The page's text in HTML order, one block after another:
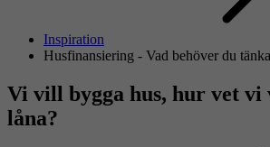
Inspiration
Husfinansiering - Vad behöver du
Vi vill bygga hus, hur vet vi
låna?